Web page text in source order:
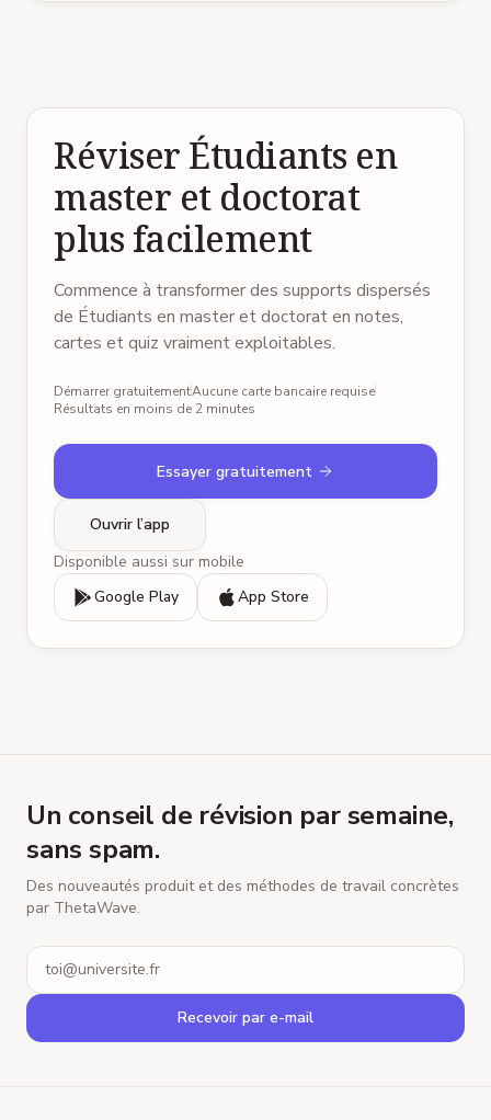
Réviser Étudiants en
master et doctorat
plus facilement
Commence à transformer des supports dispersés
de Étudiants en master et doctorat en notes,
cartes et quiz vraiment exploitables.
Démarrer gratuitementAucune carte bancaire requise
Résultats en moins de 2 minutes
Essayer gratuitement
Ouvrir l’app
Disponible aussi sur mobile
Google Play
App Store
Un conseil de révision par semaine,
sans spam.
Des nouveautés produit et des méthodes de travail concrètes
par ThetaWave.
E-mail
Recevoir par e-mail